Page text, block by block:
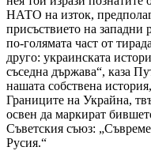
НАТО на изток,
присъствието на западни
по-голямата част от
друго: украинската
съседна държава“, каза
нашата собствена
Границите на Украйна,
освен да маркират
Съветския съюз:
Русия.“